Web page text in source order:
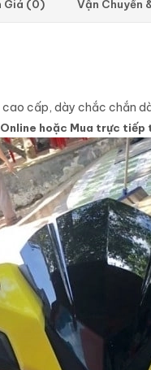
Giá (0) Vận Chuyển
cao cấp, dày chắc chắn
hoặc Mua trực tiếp